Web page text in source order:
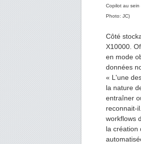
Copilot au sein
Photo: JC)
Côté
X10000.
en mode
données
« L'une
la nature
entraîner
reconnait-
workflows
la création